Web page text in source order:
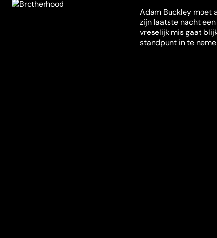
Adam Buckley moet
zijn laatste nacht
vreselijk mis gaat
standpunt in te